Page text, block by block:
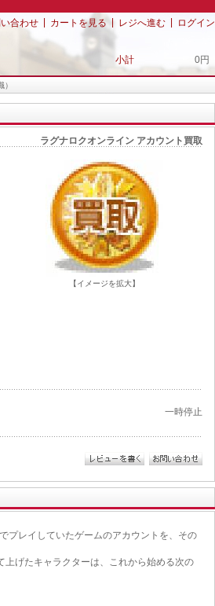
合わせ カートを見る レジへ進む ログイン
小計 0円
ラグナロクオンライン アカウント買取
【イメージを拡大】
一時停止
プレイしていたゲームのアカウントを、その
上げたキャラクターは、これから始める次の